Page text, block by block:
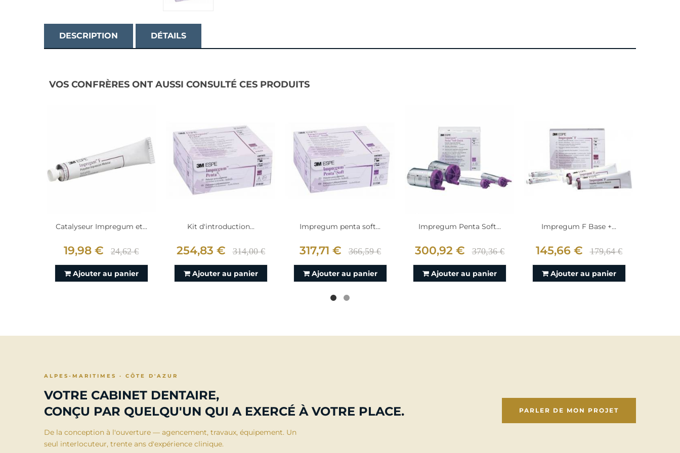
DESCRIPTION DÉTAILS
VOS CONFRÈRES ONT AUSSI CONSULTÉ CES PRODUITS
Catalyseur Impregum et...
19,98 € 24,62 €
Ajouter au panier
Kit d'introduction...
254,83 € 314,00 €
Ajouter au panier
Impregum penta soft...
317,71 € 366,59 €
Ajouter au panier
Impregum Penta Soft...
300,92 € 370,36 €
Ajouter au panier
Impregum F Base +...
145,66 € 179,64 €
Ajouter au panier
ALPES-MARITIMES · CÔTE D'AZUR
VOTRE CABINET DENTAIRE,
CONÇU PAR QUELQU'UN QUI A EXERCÉ À VOTRE PLACE.
De la conception à l'ouverture — agencement, travaux, équipement. Un
seul interlocuteur, trente ans d'expérience clinique.
PARLER DE MON PROJET